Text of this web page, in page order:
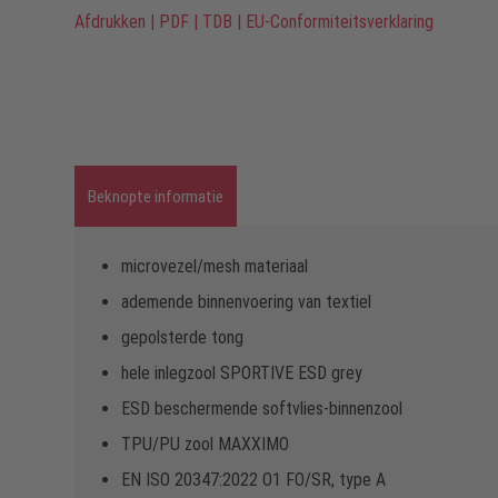
Afdrukken | PDF | TDB | EU-Conformiteitsverklaring
Beknopte informatie
microvezel/mesh materiaal
ademende binnenvoering van textiel
gepolsterde tong
hele inlegzool SPORTIVE ESD grey
ESD beschermende softvlies-binnenzool
TPU/PU zool MAXXIMO
EN ISO 20347:2022 O1 FO/SR, type A